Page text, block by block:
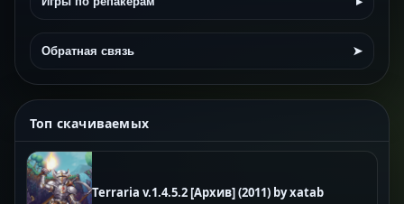
Обратная связь ➤
Топ скачиваемых
Terraria v.1.4.5.2 [Архив] (2011) by xatab